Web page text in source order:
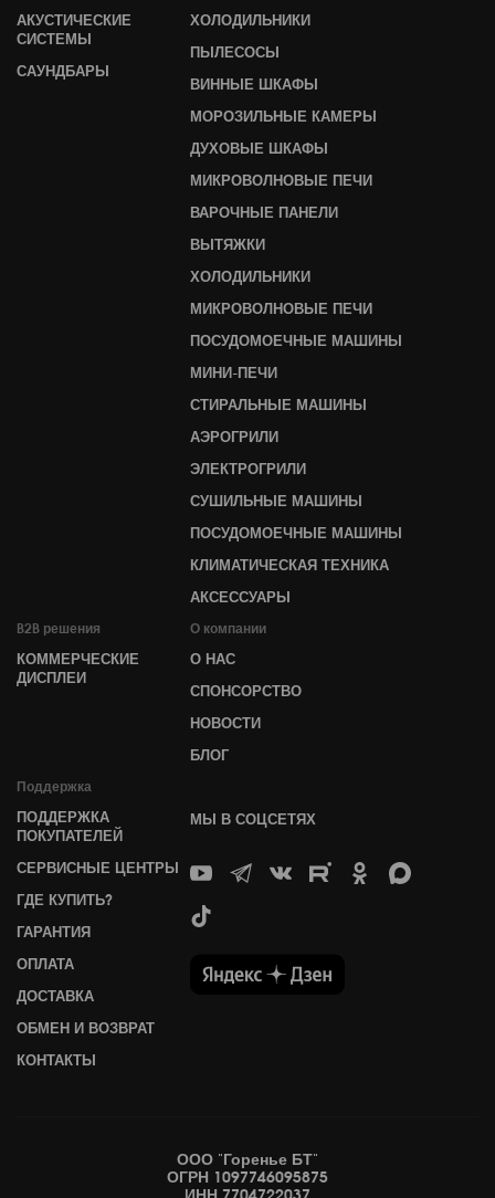
АКУСТИЧЕСКИЕ
СИСТЕМЫ
САУНДБАРЫ
ХОЛОДИЛЬНИКИ
ПЫЛЕСОСЫ
ВИННЫЕ ШКАФЫ
МОРОЗИЛЬНЫЕ КАМЕРЫ
ДУХОВЫЕ ШКАФЫ
МИКРОВОЛНОВЫЕ ПЕЧИ
ВАРОЧНЫЕ ПАНЕЛИ
ВЫТЯЖКИ
ХОЛОДИЛЬНИКИ
МИКРОВОЛНОВЫЕ ПЕЧИ
ПОСУДОМОЕЧНЫЕ МАШИНЫ
МИНИ-ПЕЧИ
СТИРАЛЬНЫЕ МАШИНЫ
АЭРОГРИЛИ
ЭЛЕКТРОГРИЛИ
СУШИЛЬНЫЕ МАШИНЫ
ПОСУДОМОЕЧНЫЕ МАШИНЫ
КЛИМАТИЧЕСКАЯ ТЕХНИКА
АКСЕССУАРЫ
B2B решения
КОММЕРЧЕСКИЕ
ДИСПЛЕИ
О компании
О НАС
СПОНСОРСТВО
НОВОСТИ
БЛОГ
Поддержка
ПОДДЕРЖКА
ПОКУПАТЕЛЕЙ
СЕРВИСНЫЕ ЦЕНТРЫ
ГДЕ КУПИТЬ?
ГАРАНТИЯ
ОПЛАТА
ДОСТАВКА
ОБМЕН И ВОЗВРАТ
КОНТАКТЫ
МЫ В СОЦСЕТЯХ
ООО "Горенье БТ"
ОГРН 1097746095875